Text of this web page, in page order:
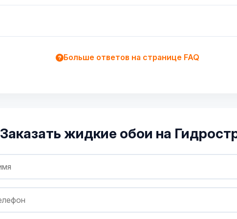
Больше ответов на странице FAQ
Заказать жидкие обои на